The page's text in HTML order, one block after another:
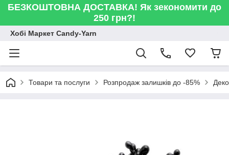
БЕЗКОШТОВНА ДОСТАВКА! Як зекономити до
250 грн?!
Хобі Маркет Candy-Yarn
Товари та послуги Розпродаж залишків до -85%